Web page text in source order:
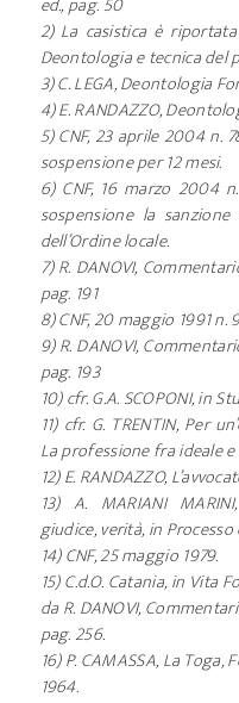
2) La casistica è
Deontologia e tecnica del
3) C. LEGA, Deontologia
4) E. RANDAZZO,
5) CNF, 23 aprile 2004 n.
sospensione per 12 mesi.
6) CNF, 16 marzo 2004
sospensione la
dell’Ordine locale.
7) R. DANOVI,
pag. 191
8) CNF, 20 maggio 1991 n.
9) R. DANOVI,
pag. 193
10) cfr. G.A. SCOPONI, in
11) cfr. G. TRENTIN, Per
La professione fra ideale e
12) E. RANDAZZO,
13) A. MARIANI
giudice, verità, in Processo
14) CNF, 25 maggio 1979.
15) C.d.O. Catania, in Vita
da R. DANOVI,
pag. 256.
16) P. CAMASSA, La
1964.